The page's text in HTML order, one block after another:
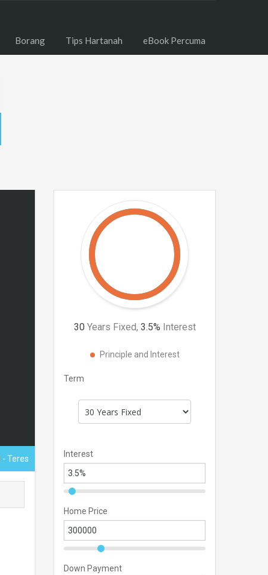
Borang Tips Hartanah eBook Percuma
- Teres
30 Years Fixed, 3.5% Interest
Principle and Interest
Term
Interest
Home Price
Down Payment